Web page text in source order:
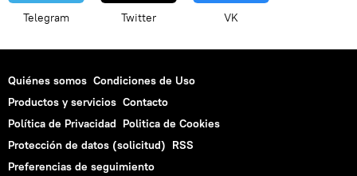
Telegram Twitter VK
Quiénes somos Condiciones de Uso
Productos y servicios Contacto
Política de Privacidad Politica de Cookies
Protección de datos (solicitud) RSS
Preferencias de seguimiento